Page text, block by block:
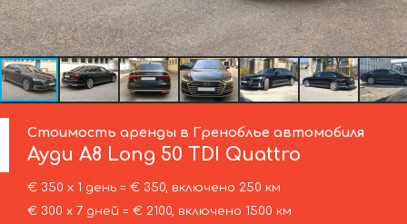
Стоимость аренды в Греноблье автомобиля
Ауди A8 Long 50 TDI Quattro
€ 350 х 1 день = € 350, включено 250 км
€ 300 х 7 дней = € 2100, включено 1500 км